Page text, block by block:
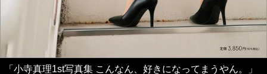
「小寺真理1st写真集 こんなん、好きになってまうやん。」